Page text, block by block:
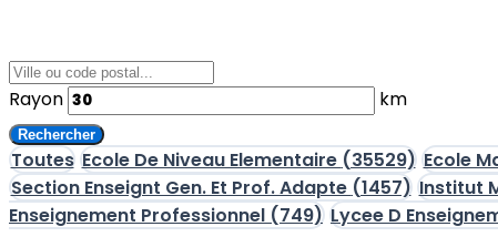
Rayon km
Rechercher
Toutes Ecole De Niveau Elementaire (35529) Ecole
Section Enseignt Gen. Et Prof. Adapte (1457) Institut
Enseignement Professionnel (749) Lycee D